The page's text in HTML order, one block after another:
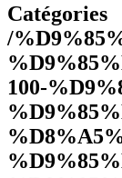
Catégories
/
100-